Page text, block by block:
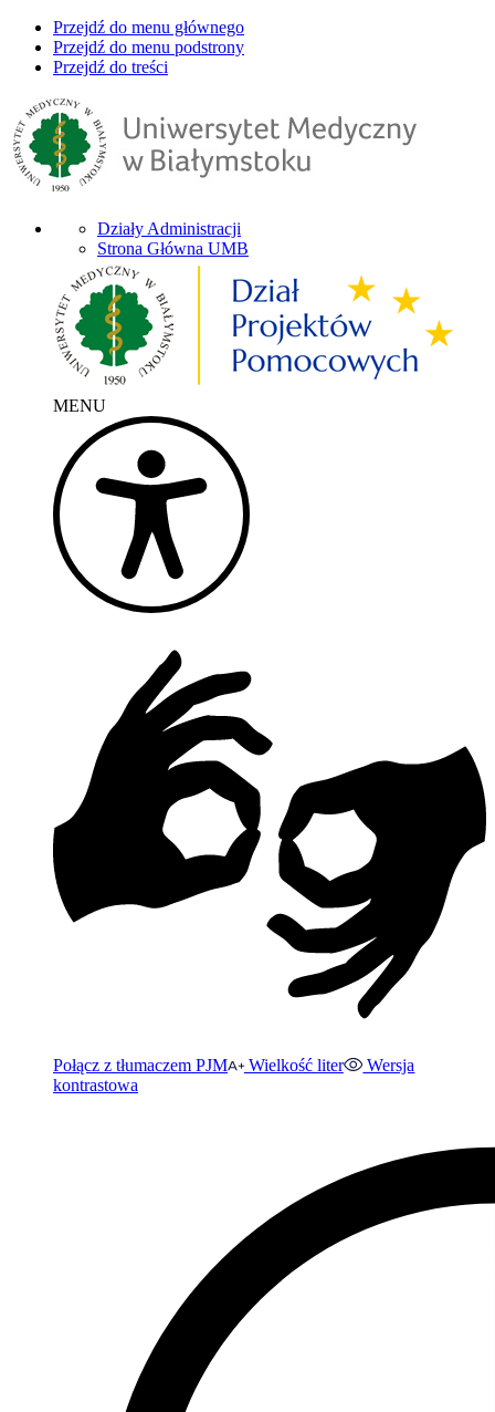
Przejdź do menu głównego
Przejdź do menu podstrony
Przejdź do treści
Działy Administracji
Strona Główna UMB
MENU
Połącz z tłumaczem PJM Wielkość liter
Wersja
kontrastowa